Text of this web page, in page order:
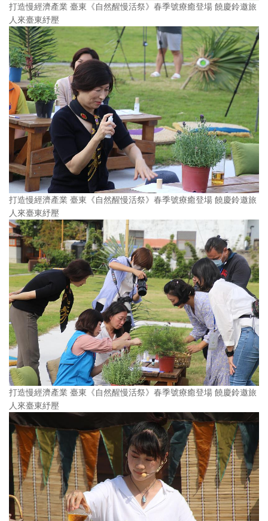
打造慢經濟產業 臺東《自然醒慢活祭》春季號療癒登場 饒慶鈴邀旅
人來臺東紓壓
打造慢經濟產業 臺東《自然醒慢活祭》春季號療癒登場 饒慶鈴邀旅
人來臺東紓壓
打造慢經濟產業 臺東《自然醒慢活祭》春季號療癒登場 饒慶鈴邀旅
人來臺東紓壓